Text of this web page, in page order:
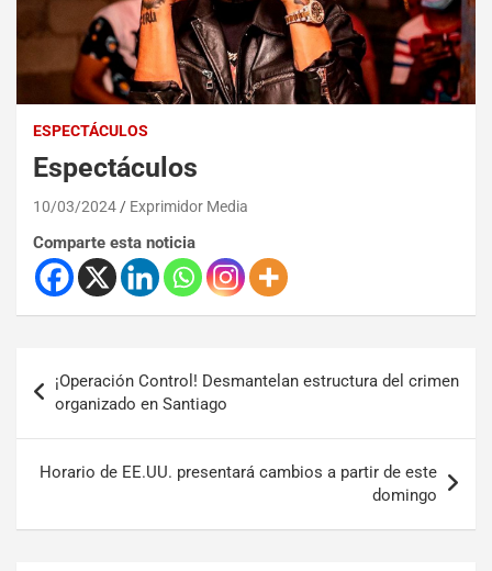
ESPECTÁCULOS
Espectáculos
10/03/2024 Exprimidor Media
Comparte esta noticia
¡Operación Control! Desmantelan estructura del crimen
organizado en Santiago
Horario de EE.UU. presentará cambios a partir de este
domingo